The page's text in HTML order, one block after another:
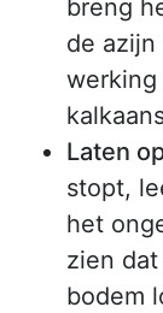
breng
de
Laten
stopt,
het
zien
bodem